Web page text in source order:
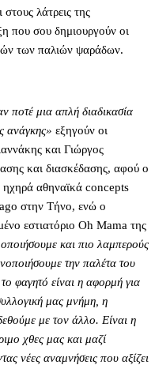
λάτρεις της
που σου δημιουργούν οι
των παλιών ψαράδων.
ποτέ μια απλή διαδικασία
ανάγκης» εξηγούν οι
και Γιώργος
και διασκέδασης, αφού ο
ηχηρά αθηναϊκά concepts
στην Τήνο, ενώ ο
εστιατόριο Oh Mama της
και πιο λαμπερούς
την παλέτα του
φαγητό είναι η αφορμή για
μας μνήμη, η
με τον άλλο. Είναι η
χθες μας και μαζί
νέες αναμνήσεις που αξίζει